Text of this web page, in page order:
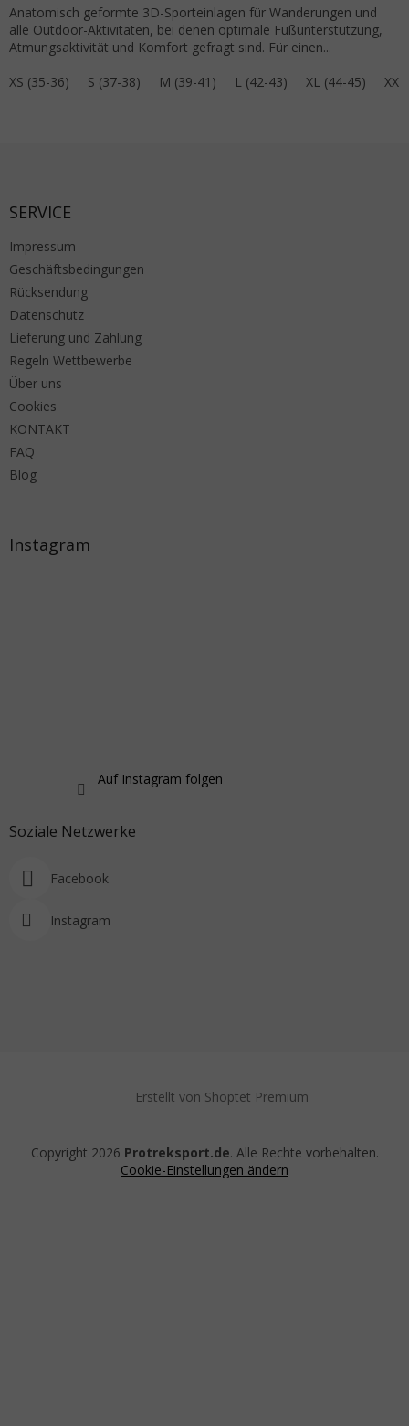
Anatomisch geformte 3D-Sporteinlagen für Wanderungen und
alle Outdoor-Aktivitäten, bei denen optimale Fußunterstützung,
Atmungsaktivität und Komfort gefragt sind. Für einen...
XS (35-36)
S (37-38) M (39-41) L (42-43) XL (44-45)
SERVICE
Impressum
Geschäftsbedingungen
Rücksendung
Datenschutz
Lieferung und Zahlung
Regeln Wettbewerbe
Über uns
Cookies
KONTAKT
FAQ
Blog
Instagram
Auf Instagram folgen
Soziale Netzwerke
Facebook
Instagram
Erstellt von Shoptet Premium
Copyright 2026 Protreksport.de. Alle Rechte vorbehalten.
Cookie-Einstellungen ändern